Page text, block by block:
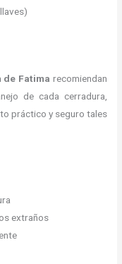
Fatima recomiendan
de cada cerradura,
práctico y seguro tales
extraños